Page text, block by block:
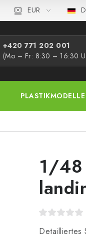
EUR
+420 771 202 001​
(Mo – Fr: 8:30 – 16:30
PLASTIKMODELLE
1/48
Detailliertes